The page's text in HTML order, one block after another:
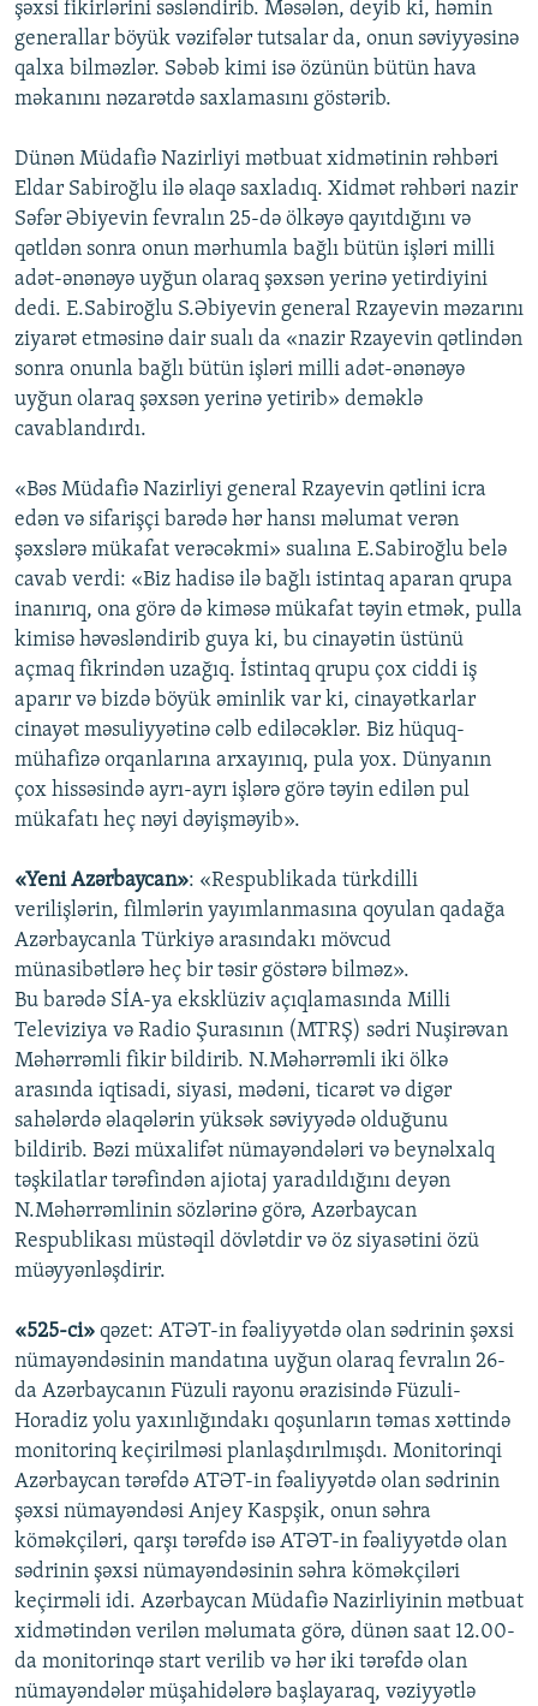
şəxsi fikirlərini səsləndirib. Məsələn, deyib ki, həmin
generallar böyük vəzifələr tutsalar da, onun səviyyəsinə
qalxa bilməzlər. Səbəb kimi isə özünün bütün hava
məkanını nəzarətdə saxlamasını göstərib.
Dünən Müdafiə Nazirliyi mətbuat xidmətinin rəhbəri
Eldar Sabiroğlu ilə əlaqə saxladıq. Xidmət rəhbəri nazir
Səfər Əbiyevin fevralın 25-də ölkəyə qayıtdığını və
qətldən sonra onun mərhumla bağlı bütün işləri milli
adət-ənənəyə uyğun olaraq şəxsən yerinə yetirdiyini
dedi. E.Sabiroğlu S.Əbiyevin general Rzayevin məzarını
ziyarət etməsinə dair sualı da «nazir Rzayevin qətlindən
sonra onunla bağlı bütün işləri milli adət-ənənəyə
uyğun olaraq şəxsən yerinə yetirib» deməklə
cavablandırdı.
«Bəs Müdafiə Nazirliyi general Rzayevin qətlini icra
edən və sifarişçi barədə hər hansı məlumat verən
şəxslərə mükafat verəcəkmi» sualına E.Sabiroğlu belə
cavab verdi: «Biz hadisə ilə bağlı istintaq aparan qrupa
inanırıq, ona görə də kiməsə mükafat təyin etmək, pulla
kimisə həvəsləndirib guya ki, bu cinayətin üstünü
açmaq fikrindən uzağıq. İstintaq qrupu çox ciddi iş
aparır və bizdə böyük əminlik var ki, cinayətkarlar
cinayət məsuliyyətinə cəlb ediləcəklər. Biz hüquq-
mühafizə orqanlarına arxayınıq, pula yox. Dünyanın
çox hissəsində ayrı-ayrı işlərə görə təyin edilən pul
mükafatı heç nəyi dəyişməyib».
«Yeni Azərbaycan»: «Respublikada türkdilli
verilişlərin, filmlərin yayımlanmasına qoyulan qadağa
Azərbaycanla Türkiyə arasındakı mövcud
münasibətlərə heç bir təsir göstərə bilməz».
Bu barədə SİA-ya eksklüziv açıqlamasında Milli
Televiziya və Radio Şurasının (MTRŞ) sədri Nuşirəvan
Məhərrəmli fikir bildirib. N.Məhərrəmli iki ölkə
arasında iqtisadi, siyasi, mədəni, ticarət və digər
sahələrdə əlaqələrin yüksək səviyyədə olduğunu
bildirib. Bəzi müxalifət nümayəndələri və beynəlxalq
təşkilatlar tərəfindən ajiotaj yaradıldığını deyən
N.Məhərrəmlinin sözlərinə görə, Azərbaycan
Respublikası müstəqil dövlətdir və öz siyasətini özü
müəyyənləşdirir.
«525-ci» qəzet: ATƏT-in fəaliyyətdə olan sədrinin şəxsi
nümayəndəsinin mandatına uyğun olaraq fevralın 26-
da Azərbaycanın Füzuli rayonu ərazisində Füzuli-
Horadiz yolu yaxınlığındakı qoşunların təmas xəttində
monitorinq keçirilməsi planlaşdırılmışdı. Monitorinqi
Azərbaycan tərəfdə ATƏT-in fəaliyyətdə olan sədrinin
şəxsi nümayəndəsi Anjey Kaspşik, onun səhra
köməkçiləri, qarşı tərəfdə isə ATƏT-in fəaliyyətdə olan
sədrinin şəxsi nümayəndəsinin səhra köməkçiləri
keçirməli idi. Azərbaycan Müdafiə Nazirliyinin mətbuat
xidmətindən verilən məlumata görə, dünən saat 12.00-
da monitorinqə start verilib və hər iki tərəfdə olan
nümayəndələr müşahidələrə başlayaraq, vəziyyətlə